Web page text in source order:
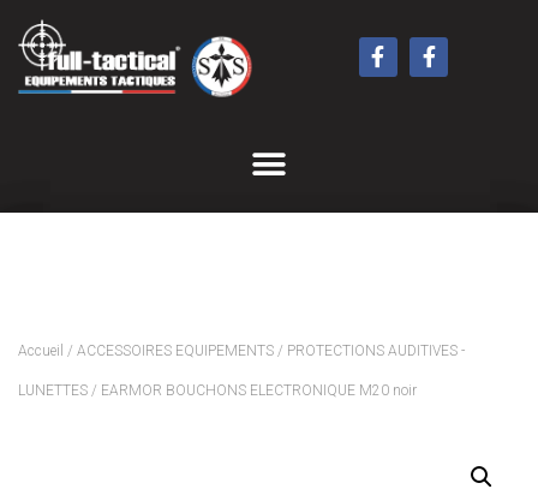
Accueil / ACCESSOIRES EQUIPEMENTS / PROTECTIONS AUDITIVES -
LUNETTES / EARMOR BOUCHONS ELECTRONIQUE M20 noir